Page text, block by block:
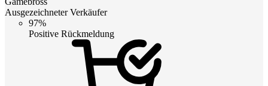
Ausgezeichneter Verkäufer
97%
Positive Rückmeldung